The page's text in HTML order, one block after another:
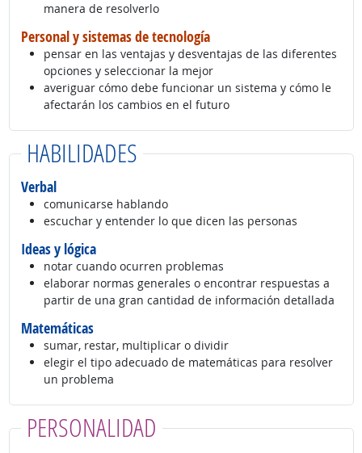
manera de resolverlo
Personal y sistemas de tecnología
pensar en las ventajas y desventajas de las diferentes
opciones y seleccionar la mejor
averiguar cómo debe funcionar un sistema y cómo le
afectarán los cambios en el futuro
HABILIDADES
Verbal
comunicarse hablando
escuchar y entender lo que dicen las personas
Ideas y lógica
notar cuando ocurren problemas
elaborar normas generales o encontrar respuestas a
partir de una gran cantidad de información detallada
Matemáticas
sumar, restar, multiplicar o dividir
elegir el tipo adecuado de matemáticas para resolver
un problema
PERSONALIDAD